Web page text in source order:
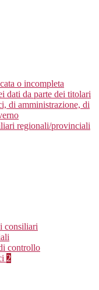
o incompleta
dati da parte dei titolari
di amministrazione, di
regionali/provinciali
consiliari
controllo
2